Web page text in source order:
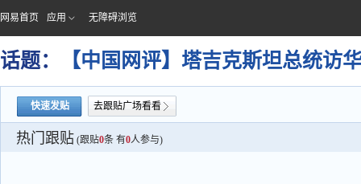
网易首页 应用 无障碍浏览
话题： 【中国网评】塔吉克斯坦总统访
快速发贴 去跟贴广场看看
热门跟贴 (跟贴0条 有0人参与)